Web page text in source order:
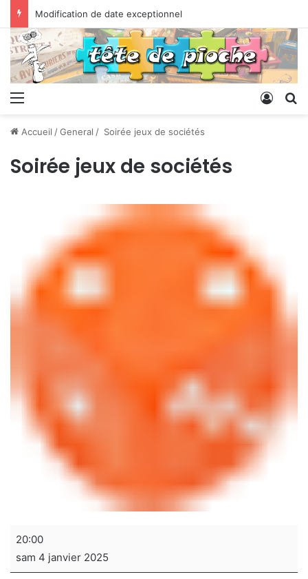
Modification de date exceptionnel
Menu
Accueil /General / Soirée jeux de sociétés
Soirée jeux de sociétés
Soirée
de
20:00
sam 4 janvier 2025